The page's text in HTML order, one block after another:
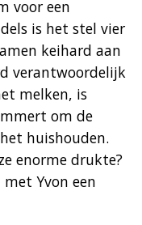
voor een
is het stel vier
keihard aan
verantwoordelijk
melken, is
om de
huishouden.
enorme drukte?
Yvon een